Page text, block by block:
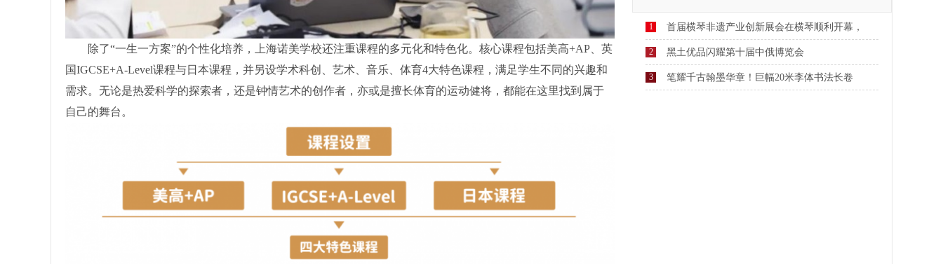
除了“一生一方案”的个性化培养，上海诺美学校还注重课程的多元化和特色化。核心课程包括美高+AP、英
国IGCSE+A-Level课程与日本课程，并另设学术科创、艺术、音乐、体育4大特色课程，满足学生不同的兴趣和
需求。无论是热爱科学的探索者，还是钟情艺术的创作者，亦或是擅长体育的运动健将，都能在这里找到属于
自己的舞台。
1 首届横琴非遗产业创新展会在横琴顺利开幕，
2 黑土优品闪耀第十届中俄博览会
3 笔耀千古翰墨华章！巨幅20米李体书法长卷